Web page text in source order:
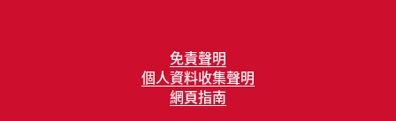
免責聲明
個人資料收集聲明
網頁指南